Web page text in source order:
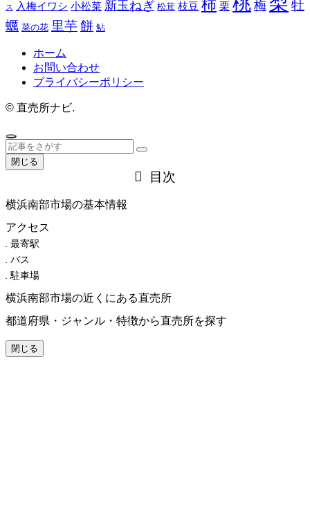
ス 入梅イワシ 小松菜 新玉ねぎ 松茸 枝豆 柿 栗 梅
牡
蠣 菜の花 里芋餅 鮎
ホーム
お問い合わせ
プライバシーポリシー
© 直売所ナビ.
閉じる
目次
横浜南部市場の基本情報
アクセス
最寄駅
バス
駐車場
横浜南部市場の近くにある直売所
都道府県・ジャンル・特徴から直売所を探す
閉じる